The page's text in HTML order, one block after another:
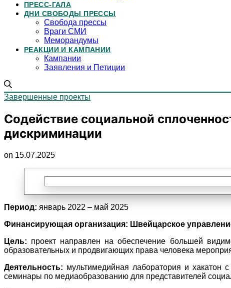
ПРЕСС-ГАЛА
ДНИ СВОБОДЫ ПРЕССЫ
Свобода прессы
Враги СМИ
Меморандумы
РЕАКЦИИ И КАМПАНИИ
Кампании
Заявления и Петиции
Завершенные проекты
Содействие социальной
дискриминации
on 15.07.2025
Период: январь 2022 – май 2025
Финансирующая организация: Швейцарское
Цель: проект направлен на обеспечение большей
образовательных и продвигающих права человека
Деятельность: мультимедийная лаборатория и хакатон
семинары по медиаобразованию для представителей